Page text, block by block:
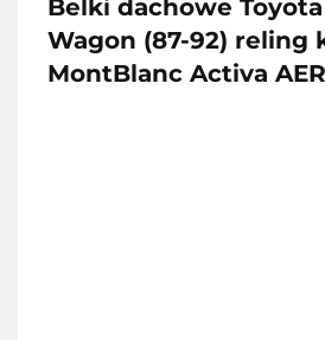
Belki dachowe
Wagon (87-92) reling
MontBlanc Activa